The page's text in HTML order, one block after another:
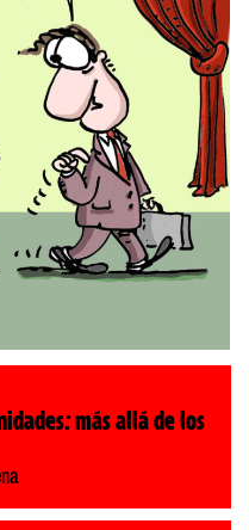
más allá de los